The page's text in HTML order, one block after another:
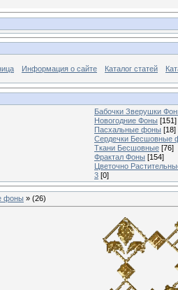
Информация о сайте Каталог статей
Бабочки Зверушки
Новогодние Фоны [151]
Пасхальные фоны [18]
Сердечки Бесшовные
Ткани Бесшовные [76]
Фрактал Фоны [154]
Цветочно
3 [0]
фоны » (26)